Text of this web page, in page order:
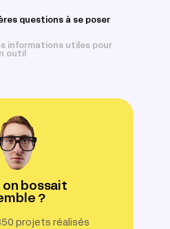
questions à se poser
informations utiles pour
outil
on bossait
?
projets réalisés